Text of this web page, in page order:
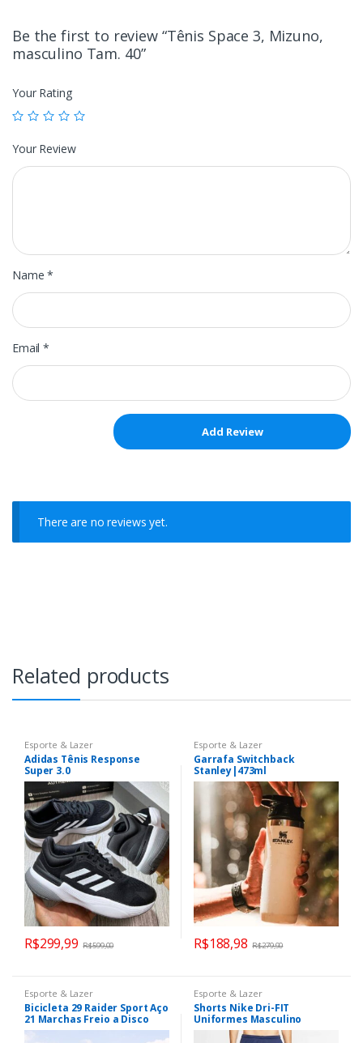
Be the first to review “Tênis Space 3, Mizuno,
masculino Tam. 40”
Your Rating
Your Review
Name*
Email*
There are no reviews yet.
Related products
Esporte & Lazer
Adidas Tênis Response
Super 3.0
R$299,99 R$599,00
Esporte & Lazer
Garrafa Switchback
Stanley|473ml
R$188,98 R$279,90
Esporte & Lazer
Bicicleta 29 Raider Sport Aço
21 Marchas Freio a Disco
Esporte & Lazer
Shorts Nike Dri-FIT
Uniformes Masculino